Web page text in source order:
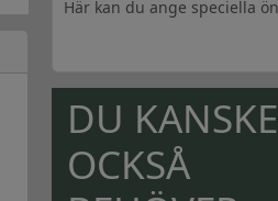
DU KANSKE
OCKSÅ